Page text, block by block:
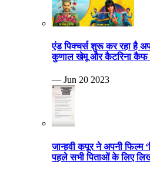
एंड पिक्चर्स शुरू कर रहा है
कुणाल खेमू और कैटरिना कैफ
— Jun 20 2023
जान्हवी कपूर ने अपनी फिल्म
पहले सभी पिताओं के लिए